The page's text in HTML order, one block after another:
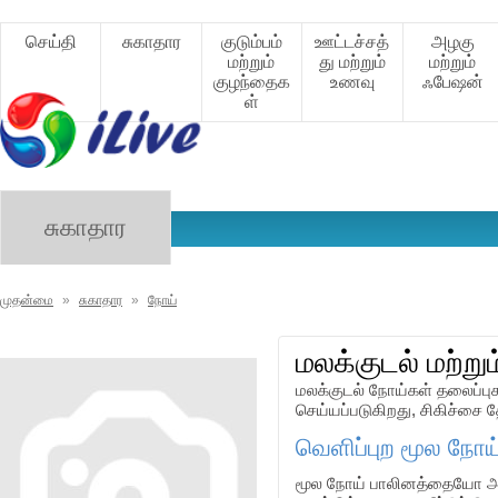
செய்தி சுகாதார
குடும்பம்
மற்றும்
குழந்தைக
ள்
ஊட்டச்சத்
து மற்றும்
உணவு
அழகு
மற்றும்
ஃபேஷன்
சுகாதார
முதன்மை » சுகாதார » நோய்
மலக்குடல்
மலக்குடல் நோய்கள்
செய்யப்படுகிறது, சிகிச்சை
வெளிப்புற மூல
மூல நோய் பாலினத்தையோ